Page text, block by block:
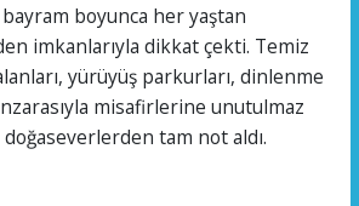
boyunca her yaştan
imkanlarıyla dikkat çekti. Temiz
yürüyüş parkurları, dinlenme
misafirlerine unutulmaz
tam not aldı.